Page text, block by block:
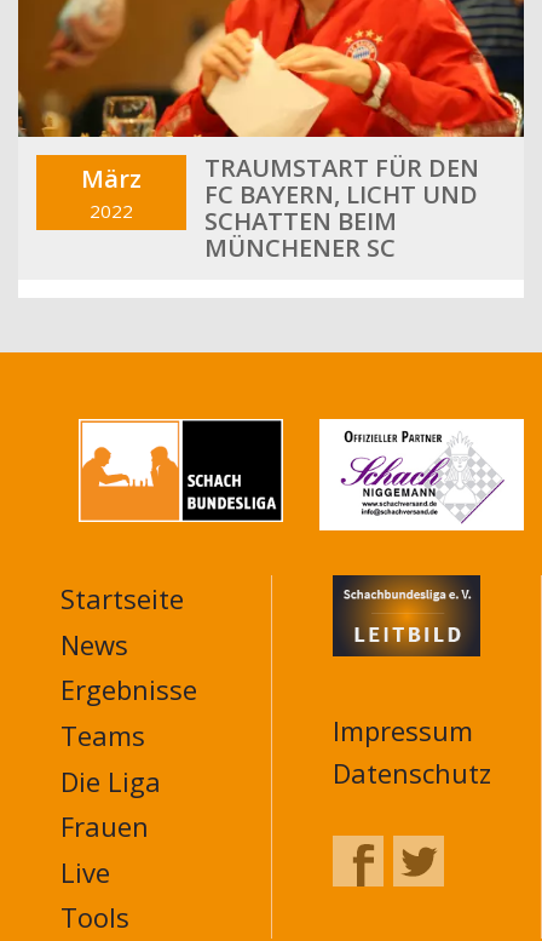
März
2022
TRAUMSTART FÜR DEN
FC BAYERN, LICHT UND
SCHATTEN BEIM
MÜNCHENER SC
MAIN
NAVIGATION
FOOTER
Startseite
News
Ergebnisse
Teams
Die Liga
Frauen
Live
Tools
Impressum
Datenschutz